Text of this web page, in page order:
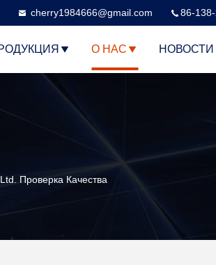
cherry1984666@gmail.com 86-
О НАС НОВОСТИ
Проверка Качества